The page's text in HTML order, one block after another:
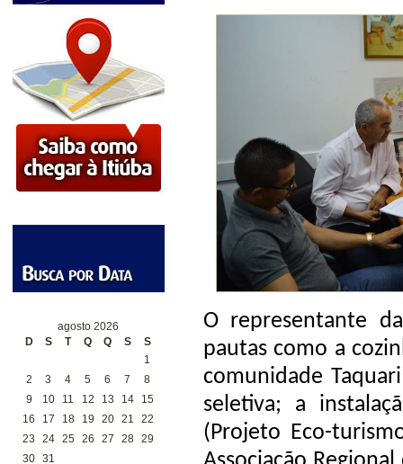
agosto 2026
D
S T Q Q S
S
1
2
3 4 5 6 7
8
9
10 11 12 13 14
15
16
17 18 19 20 21
22
23
24 25 26 27 28 29
30 31
O representante
pautas como a
comunidade
seletiva; a
(Projeto Eco-